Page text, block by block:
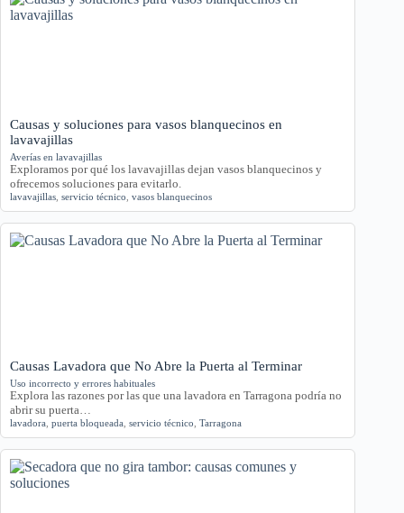
Causas y soluciones para vasos blanquecinos en
lavavajillas
Averías en lavavajillas
Exploramos por qué los lavavajillas dejan vasos blanquecinos y
ofrecemos soluciones para evitarlo.
lavavajillas servicio técnico vasos blanquecinos
Causas Lavadora que No Abre la Puerta al Terminar
Uso incorrecto y errores habituales
Explora las razones por las que una lavadora en Tarragona podría no
abrir su puerta…
lavadora puerta bloqueada servicio técnico Tarragona